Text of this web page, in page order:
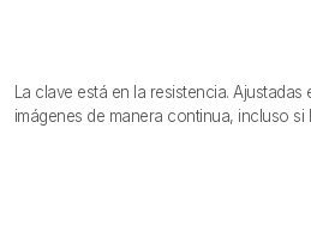
La clave está en la resistencia.
imágenes de manera continua, incluso si